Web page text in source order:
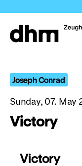
directly
the
Joseph Conrad
Sunday, 07. May
Victory
Victory